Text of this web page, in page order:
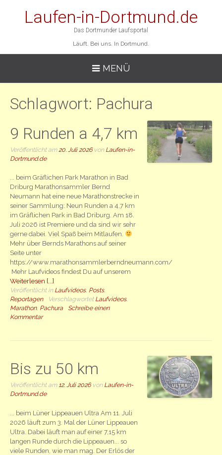
Laufen-in-Dortmund.de
Das Dortmunder Laufsportal
Läuft. Bei uns. In Dortmund.
MENÜ
Schlagwort: Pachura
9 Runden a 4,7 km
Veröffentlicht am 20. Juli 2026von Laufen-in-
Dortmund.de
... beim Gräflichen Park Marathon in Bad
Driburg Marathonsammler Bernd
Neumann hat eine neue Marathonstrecke in
seiner Sammlung: Neun Runden a 4,7 km
im Gräflichen Park in Bad Driburg. Am 18.
Juli 2026 ist Premiere und da sind wir sehr
gerne dabei. Viel Spaß beim Mitlaufen.
Mehr über Bernds Marathons auf seiner
Seite unter
https://www.marathonsammlerberndneumann.com/
Mehr Laufvideos findest Du auf unserem
Weiterlesen [...]
Veröffentlicht in Laufvideos, Posts,
Reportagen
Verschlagwortet Laufvideos,
Marathon, Pachura
Schreibe einen
Kommentar
Bis zu 50 km
Veröffentlicht am 12. Juli 2026von Laufen-in-
Dortmund.de
... beim Lüner Lippeauen Ultra Am 11. Juli
2026 läuft zum 3. Mal der Lüner Lippeauen
Ultra. Dabei läuft man auf einer 7,15 km
langen Runde durch die Lippeauen... so
viele Runden, wie man mag. Der Erlös der